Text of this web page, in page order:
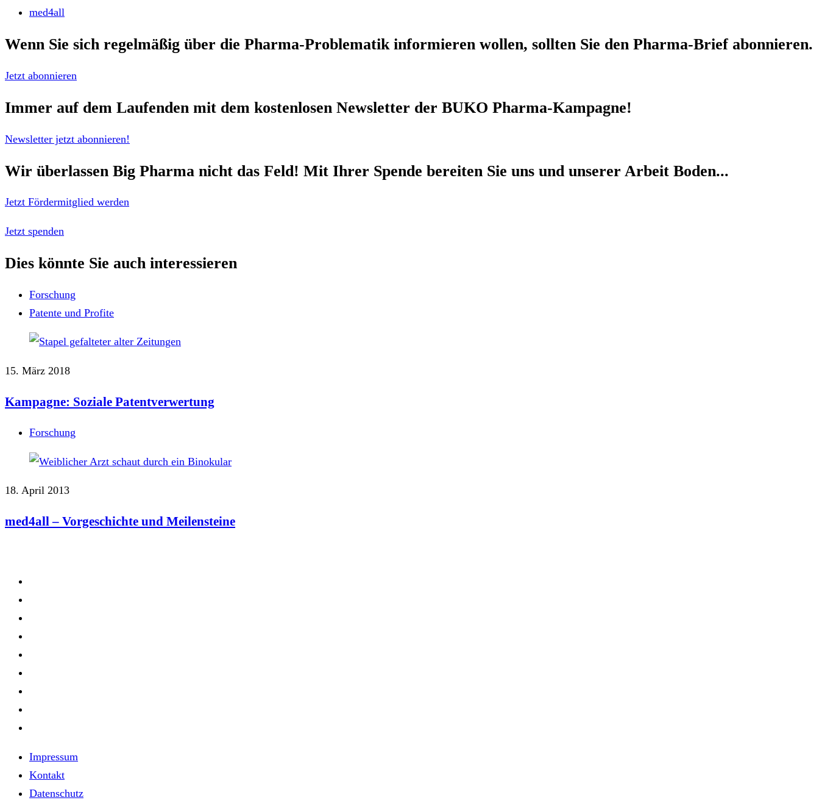
med4all
Wenn Sie sich regelmäßig über die Pharma-Problematik informieren wollen, sollten Sie den Pharma-Brief abonnieren.
Jetzt abonnieren
Immer auf dem Laufenden mit dem kostenlosen Newsletter der BUKO Pharma-Kampagne!
Newsletter jetzt abonnieren!
Wir überlassen Big Pharma nicht das Feld! Mit Ihrer Spende bereiten Sie uns und unserer Arbeit Boden...
Jetzt Fördermitglied werden
Jetzt spenden
Dies könnte Sie auch interessieren
Forschung
Patente und Profite
15. März 2018
Kampagne: Soziale Patentverwertung
Forschung
18. April 2013
med4all – Vorgeschichte und Meilensteine
Impressum
Kontakt
Datenschutz